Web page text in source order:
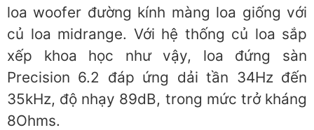
loa woofer đường kính màng loa giống với
củ loa midrange. Với hệ thống củ loa sắp
xếp khoa học như vậy, loa đứng sàn
Precision 6.2 đáp ứng dải tần 34Hz đến
35kHz, độ nhạy 89dB, trong mức trở kháng
8Ohms.